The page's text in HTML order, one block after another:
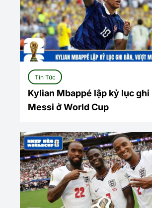
Tin Tức
Kylian Mbappé lập kỷ lục
Messi ở World Cup